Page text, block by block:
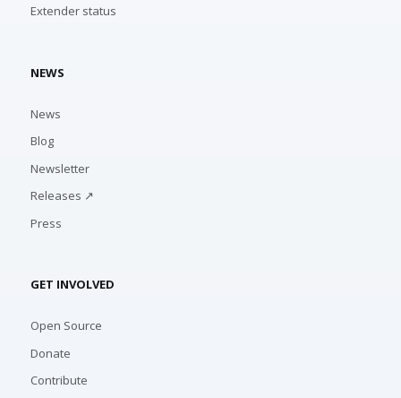
Extender status
NEWS
News
Blog
Newsletter
Releases ↗
Press
GET INVOLVED
Open Source
Donate
Contribute